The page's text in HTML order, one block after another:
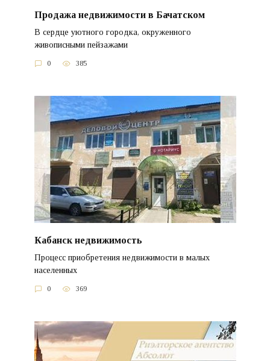
Продажа недвижимости в Бачатском
В сердце уютного городка, окруженного
живописными пейзажами
0 385
Кабанск недвижимость
Процесс приобретения недвижимости в малых
населенных
0 369